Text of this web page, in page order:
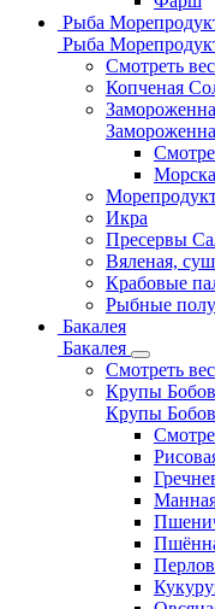
Рыба
Рыба
Смотреть
Копченая
Икра
Пресервы
Вяленая,
Крабовые
Рыбные
Бакалея
Бакалея
Смотреть
Крупы
Крупы